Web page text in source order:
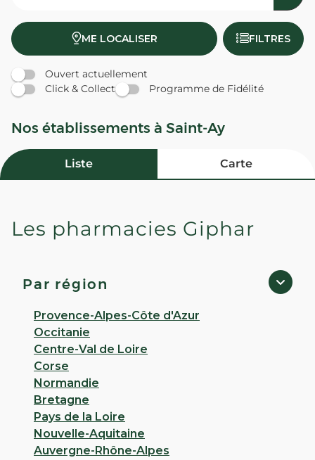
ME LOCALISER FILTRES
Ouvert actuellement
Click & Collect
Programme de Fidélité
Nos établissements à Saint-Ay
Liste Carte
PHARMACIE LENGLET - Saint-Ay
17 ter route nationale 45130 Saint-Ay
Appeler
PLUS D'INFO
CHOISIR CETTE PHARMACIE
RÉSERVER EN LIGNE
Les pharmacies Giphar
Par région
Provence-Alpes-Côte d'Azur
Occitanie
Centre-Val de Loire
Corse
Normandie
Bretagne
Pays de la Loire
Nouvelle-Aquitaine
Auvergne-Rhône-Alpes